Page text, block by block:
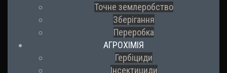
Точне землеробство
Зберігання
Переробка
АГРОХІМІЯ
Гербіциди
Інсектициди